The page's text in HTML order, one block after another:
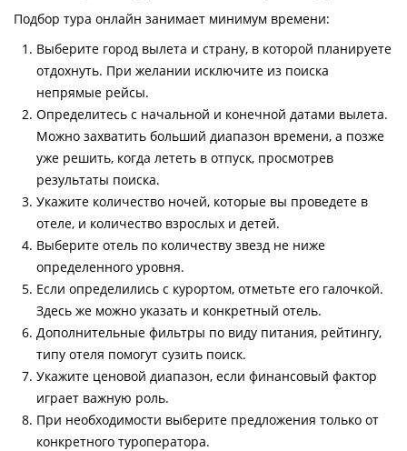
Подбор тура онлайн занимает минимум времени:
Выберите город вылета и страну, в которой планируете
отдохнуть. При желании исключите из поиска
непрямые рейсы.
Определитесь с начальной и конечной датами вылета.
Можно захватить больший диапазон времени, а позже
уже решить, когда лететь в отпуск, просмотрев
результаты поиска.
Укажите количество ночей, которые вы проведете в
отеле, и количество взрослых и детей.
Выберите отель по количеству звезд не ниже
определенного уровня.
Если определились с курортом, отметьте его галочкой.
Здесь же можно указать и конкретный отель.
Дополнительные фильтры по виду питания, рейтингу,
типу отеля помогут сузить поиск.
Укажите ценовой диапазон, если финансовый фактор
играет важную роль.
При необходимости выберите предложения только от
конкретного туроператора.